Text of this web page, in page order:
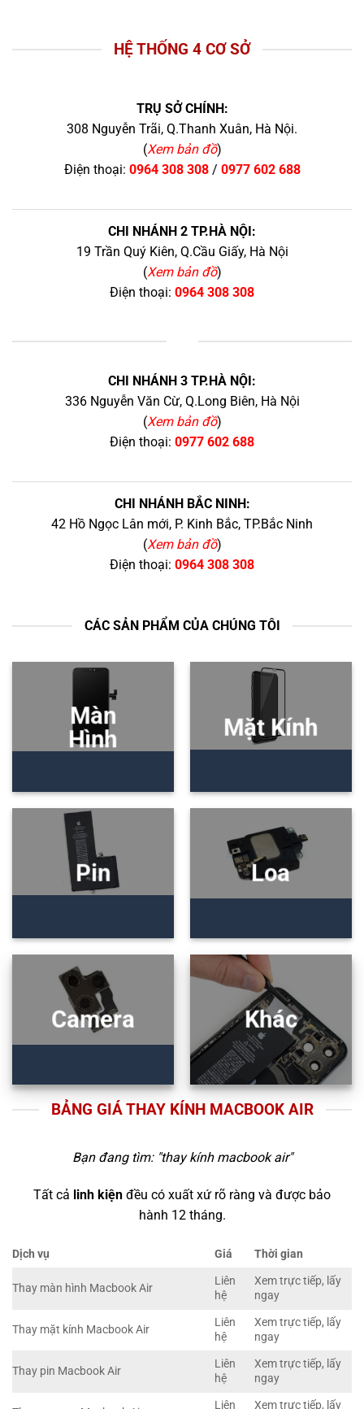
HỆ THỐNG 4 CƠ SỞ
TRỤ SỞ CHÍNH:
308 Nguyễn Trãi, Q.Thanh Xuân, Hà Nội.
(Xem bản đồ)
Điện thoại: 0964 308 308/ 0977 602 688
CHI NHÁNH 2 TP.HÀ NỘI:
19 Trần Quý Kiên, Q.Cầu Giấy, Hà Nội
(Xem bản đồ)
Điện thoại: 0964 308 308
CHI NHÁNH 3 TP.HÀ NỘI:
336 Nguyễn Văn Cừ, Q.Long Biên, Hà Nội
(Xem bản đồ)
Điện thoại: 0977 602 688
CHI NHÁNH BẮC NINH:
42 Hồ Ngọc Lân mới, P. Kinh Bắc, TP.Bắc Ninh
(Xem bản đồ)
Điện thoại: 0964 308 308
CÁC SẢN PHẨM CỦA CHÚNG TÔI
Màn
Hình
Mặt Kính
Pin Loa
Camera Khác
BẢNG GIÁ THAY KÍNH MACBOOK AIR
Bạn đang tìm: "thay kính macbook air"
Tất cả linh kiện đều có xuất xứ rõ ràng và được bảo
hành 12 tháng.
Dịch vụ Giá Thời gian
Thay màn hình Macbook Air
Liên
hệ
Xem trực tiếp, lấy
ngay
Thay mặt kính Macbook Air
Liên
hệ
Xem trực tiếp, lấy
ngay
Thay pin Macbook Air
Liên
hệ
Xem trực tiếp, lấy
ngay
Liên Xem trực tiếp, lấy